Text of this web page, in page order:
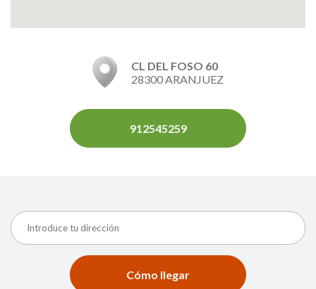
CL DEL FOSO 60
28300 ARANJUEZ
912545259
Cómo llegar